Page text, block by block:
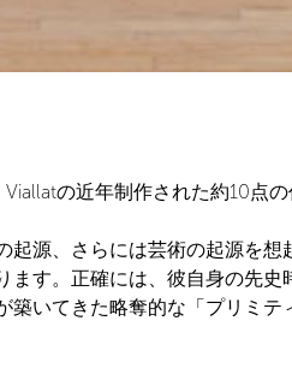
の近年制作された約10点の
源、さらには芸術の起源を
す。正確には、彼自身の先
いてきた略奪的な「プリミ